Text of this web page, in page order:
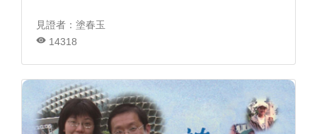
見證者：塗春玉
14318